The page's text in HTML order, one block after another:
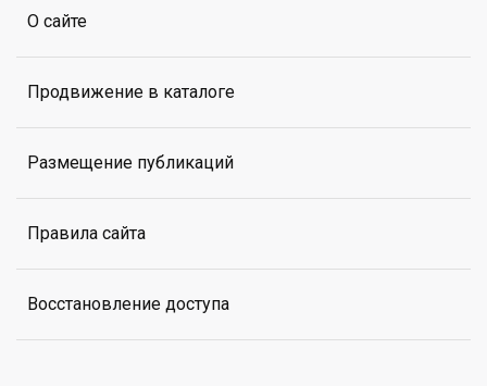
О сайте
Продвижение в каталоге
Размещение публикаций
Правила сайта
Восстановление доступа